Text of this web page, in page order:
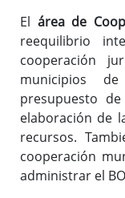
El área de
reequilibrio
cooperación
municipios
presupuesto
elaboración de
recursos.
cooperación
administrar el